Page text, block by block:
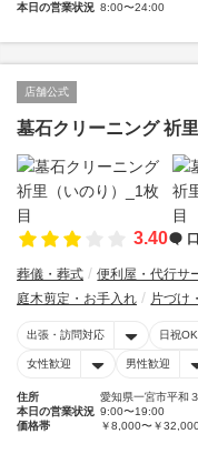
本日の営業状況 8:00〜24:00
店舗公式
墓石クリーニング 祈里
3.40
葬儀・葬式 便利屋・代行サ
庭木剪定・お手入れ
片づけ
出張・訪問対応 日祝OK
女性歓迎 男性歓迎
住所
愛知県一宮市平和
本日の営業状況 9:00〜19:00
価格帯
￥8,000〜￥